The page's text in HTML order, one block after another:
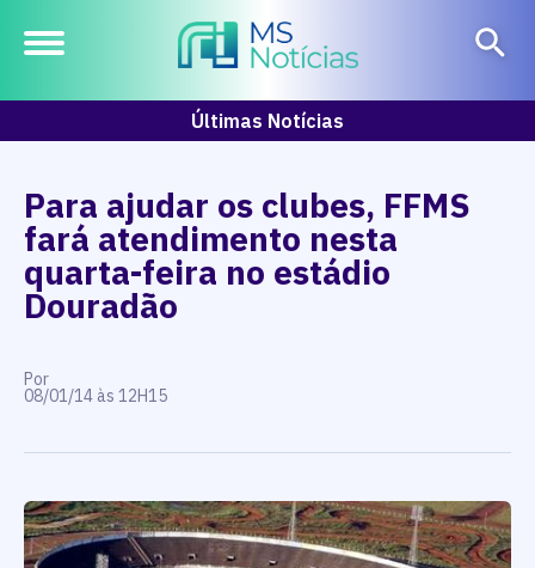
Últimas Notícias
Para ajudar os clubes, FFMS
fará atendimento nesta
quarta-feira no estádio
Douradão
Por
08/01/14 às 12H15